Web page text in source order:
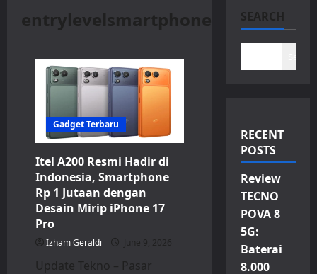
entrylevelsmartphone
Gadget Terbaru
Itel A200 Resmi Hadir di
Indonesia, Smartphone
Rp 1 Jutaan dengan
Desain Mirip iPhone 17
Pro
Izham Geraldi June 9, 2026
Update Tekno – Pasar
SEARCH
RECENT
POSTS
Review
TECNO
POVA 8
5G:
Baterai
8.000